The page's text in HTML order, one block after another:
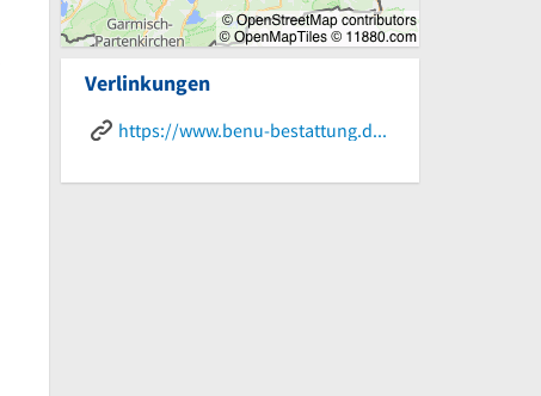
Verlinkungen
https://www.benu-bestattung.de/info/checkliste-todesfall/